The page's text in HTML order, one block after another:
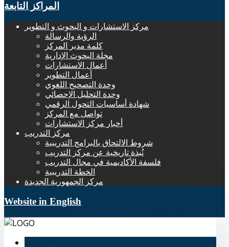
المراكز التابعة
مركز الاستشارات و البحوث و التطوير
الرؤية والرسالة
كلمة مدير المركز
مجلة البحوث الإدارية
أعمال الاستشارات
أعمال التطوير
وحدة التصحيح اللغوي
وحدة التحليل الإحصائي
شهادة أساسيات التحول الرقمي
تواصل مع المركز
أخبار مركز الاستشارات
مركز التدريب
شروط الالتحاق بالبرامج التدريبية
نُبذة تاريخية عن مركز التدريب
فلسفة الأكاديمية في مجال التدريب
الخطة التدريبية
مركز الجمهورية الجديدة
Website in English